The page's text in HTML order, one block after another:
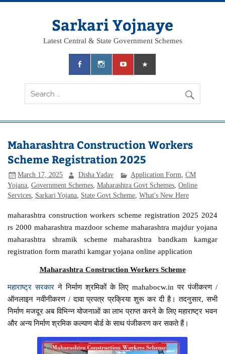
Skip
Sarkari Yojnaye
Latest Central & State Government Schemes
Maharashtra Construction Workers
Scheme Registration 2025
March 17, 2025 Disha Yadav Application Form CM
Yojana ,Government Schemes ,Maharashtra Govt Schemes ,Online
Services Sarkari Yojana State Govt Scheme ,What's New Here
maharashtra construction workers scheme registration 2025 2024
rs 2000 maharashtra mazdoor scheme maharashtra majdur yojana
maharashtra shramik scheme maharashtra bandkam kamgar
registration form marathi kamgar yojana online application
Maharashtra Construction Workers Scheme
महाराष्ट्र सरकार ने निर्माण श्रमिकों के लिए mahabocw.in पर पंजीकरण /
ऑनलाइन नवीनीकरण / दावा प्रपत्र प्रक्रिया शुरू कर दी है। तदनुसार, सभी
निर्माण मजदूर अब विभिन्न योजनाओं का लाभ प्राप्त करने के लिए महाराष्ट्र भवन
और अन्य निर्माण श्रमिक कल्याण बोर्ड के साथ पंजीकरण कर सकते हैं।